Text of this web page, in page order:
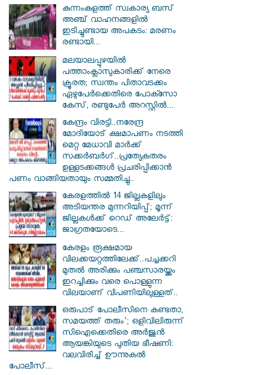
കുന്നംകുളത്ത് സ്വകാര്യ ബസ്
അഞ്ച് വാഹനങ്ങളിൽ
ഇടിച്ചുണ്ടായ അപകടം: മരണം
രണ്ടായി...
മലയാലപ്പുഴയിൽ
പത്താംക്ലാസുകാരിക്ക് നേരെ
ക്രൂരത; സ്വന്തം പിതാവടക്കം
ഏഴുപേർക്കെതിരെ പോക്സോ
കേസ്, രണ്ടുപേർ അറസ്റ്റിൽ...
കേന്ദ്രം വിരട്ടി..നരേന്ദ്ര
മോദിയോട് ക്ഷമാപണം നടത്തി
മെറ്റ മേധാവി മാർക്ക്
സക്കർബർ​ഗ്..പ്രത്യേകതരം
ഉള്ളടക്കങ്ങൾ പ്രചരിപ്പിക്കാൻ
പണം വാങ്ങിയതായും സമ്മതിച്ചു..
കേരളത്തിൽ 14 ജില്ലകളിലും
അടിയന്തര മുന്നറിയിപ്പ്; മൂന്ന്
ജില്ലകൾക്ക് റെഡ് അലേർട്ട്:
ജാഗ്രതയോടെ...
കേരളം രൂക്ഷമായ
വിലക്കയറ്റത്തിലേക്ക്..പച്ചക്കറി
മുതൽ അരിക്കും പഞ്ചസാരയ്ക്കും
ഇറച്ചിക്കും വരെ പൊള്ളുന്ന
വിലയാണ് വിപണിയിലുള്ളത്..
ഒരുപാട് പോലീസിനെ കണ്ടതാ,
സമയത്ത് തരും'; ഒളിവിലിരുന്ന്
സിഐക്കെതിരെ അർജുൻ
ആയങ്കിയുടെ പുതിയ ഭീഷണി:
വലവിരിച്ച് ഊന്നുകൽ
പോലീസ്...